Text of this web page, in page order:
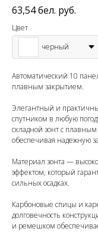
63,54бел. руб.
Цвет
черный
Автоматический 10
плавным закрытием.
Элегантный и
спутником в любую
складной зонт с
обеспечивая надежную
Материал зонта —
эффектом, который
сильных осадках.
Карбоновые спицы и
долговечность
и ремешком